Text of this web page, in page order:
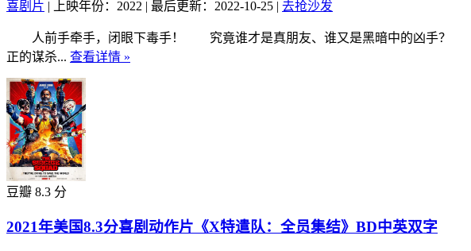
喜剧片 | 上映年份：2022 | 最后更新：2022-10-25 | 去抢沙发
人前手牵手，闭眼下毒手！ 究竟谁才是真朋友、谁又是黑暗中的凶手？ 讲
正的谋杀... 查看详情 »
豆瓣 8.3 分
2021年美国8.3分喜剧动作片《X特遣队：全员集结》BD中英双字